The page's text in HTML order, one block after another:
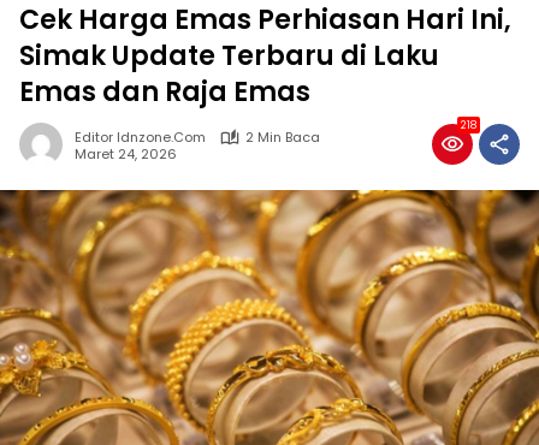
Cek Harga Emas Perhiasan Hari Ini,
Simak Update Terbaru di Laku
Emas dan Raja Emas
Editor Idnzone.com
2 Min Baca
Maret 24, 2026
218